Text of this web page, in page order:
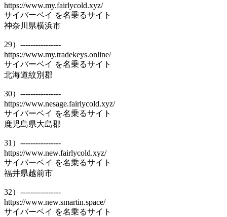
https://www.my.fairlycold.xyz/
サイバーベイ を名乗るサイト
神奈川県横浜市
29）----------------
https://www.my.tradekeys.online/
サイバーベイ を名乗るサイト
北海道紋別郡
30）----------------
https://www.nesage.fairlycold.xyz/
サイバーベイ を名乗るサイト
鹿児島県大島郡
31）----------------
https://www.new.fairlycold.xyz/
サイバーベイ を名乗るサイト
福井県越前市
32）----------------
https://www.new.smartin.space/
サイバーベイ を名乗るサイト